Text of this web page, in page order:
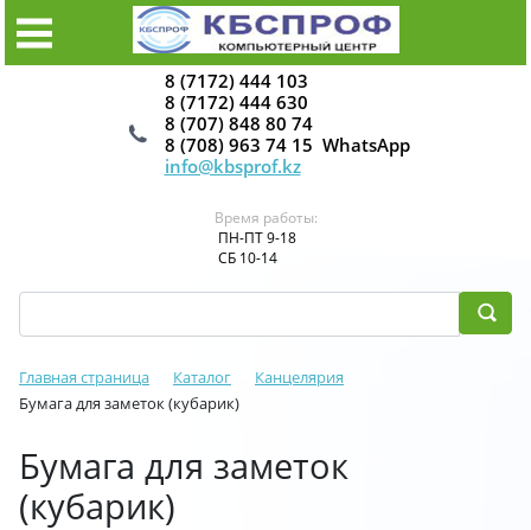
8 (7172) 444 103
8 (7172) 444 630
8 (707) 848 80 74
8 (708) 963 74 15 WhatsApp
info@kbsprof.kz
Время работы:
ПН-ПТ 9-18
СБ 10-14
Главная страница Каталог
Канцелярия
Бумага для заметок (кубарик)
Бумага для заметок
(кубарик)